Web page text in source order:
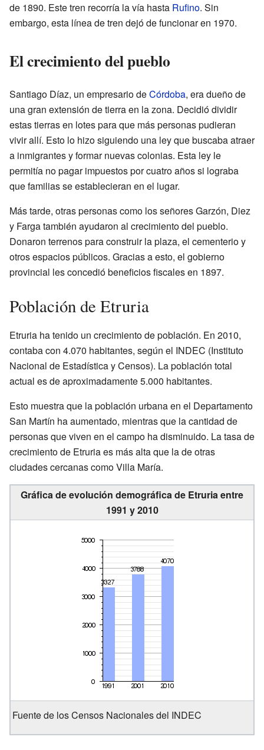
de 1890. Este tren recorría la vía hasta Rufino. Sin
embargo, esta línea de tren dejó de funcionar en 1970.
El crecimiento del pueblo
Santiago Díaz, un empresario deCórdoba, era dueño de
una gran extensión de tierra en la zona. Decidió dividir
estas tierras en lotes para que más personas pudieran
vivir allí. Esto lo hizo siguiendo una ley que buscaba atraer
a inmigrantes y formar nuevas colonias. Esta ley le
permitía no pagar impuestos por cuatro años si lograba
que familias se establecieran en el lugar.
Más tarde, otras personas como los señores Garzón, Diez
y Farga también ayudaron al crecimiento del pueblo.
Donaron terrenos para construir la plaza, el cementerio y
otros espacios públicos. Gracias a esto, el gobierno
provincial les concedió beneficios fiscales en 1897.
Población de Etruria
Etruria ha tenido un crecimiento de población. En 2010,
contaba con 4.070 habitantes, según el INDEC (Instituto
Nacional de Estadística y Censos). La población total
actual es de aproximadamente 5.000 habitantes.
Esto muestra que la población urbana en el Departamento
San Martín ha aumentado, mientras que la cantidad de
personas que viven en el campo ha disminuido. La tasa de
crecimiento de Etruria es más alta que la de otras
ciudades cercanas como Villa María.
Gráfica de evolución demográfica de Etruria entre
1991 y 2010
Fuente de los Censos Nacionales del INDEC